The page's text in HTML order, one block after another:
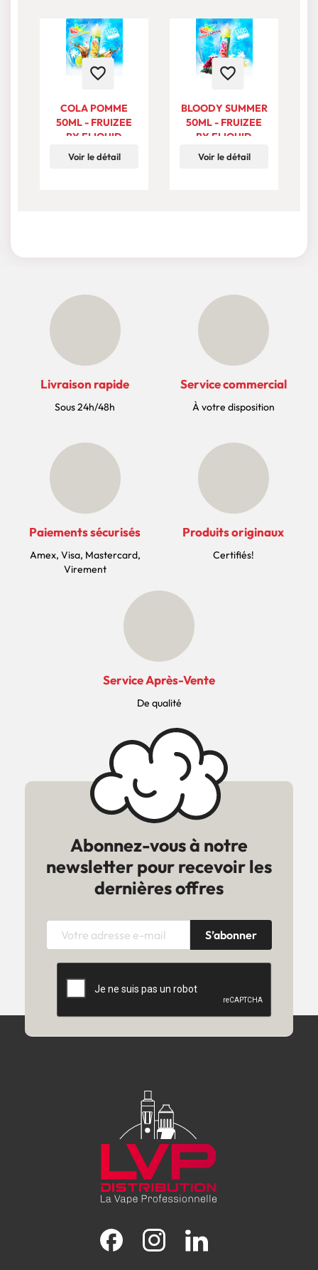
favorite_border
COLA POMME
50ML - FRUIZEE
BY ELIQUID
FRANCE
Voir le détail
favorite_border
BLOODY SUMMER
50ML - FRUIZEE
BY ELIQUID
FRANCE
Voir le détail
Livraison rapide
Sous 24h/48h
Service commercial
À votre disposition
Paiements sécurisés
Amex, Visa, Mastercard,
Virement
Produits originaux
Certifiés!
Service Après-Vente
De qualité
Abonnez-vous à notre
newsletter pour recevoir les
dernières offres
Facebook Instagram